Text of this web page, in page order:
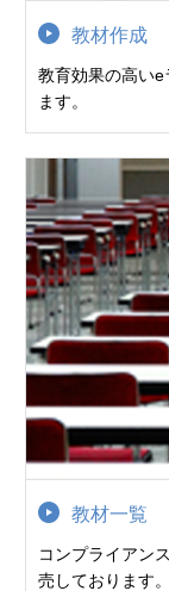
教材作成
教育効果の高い
ます。
教材一覧
コンプライアン
売しております。